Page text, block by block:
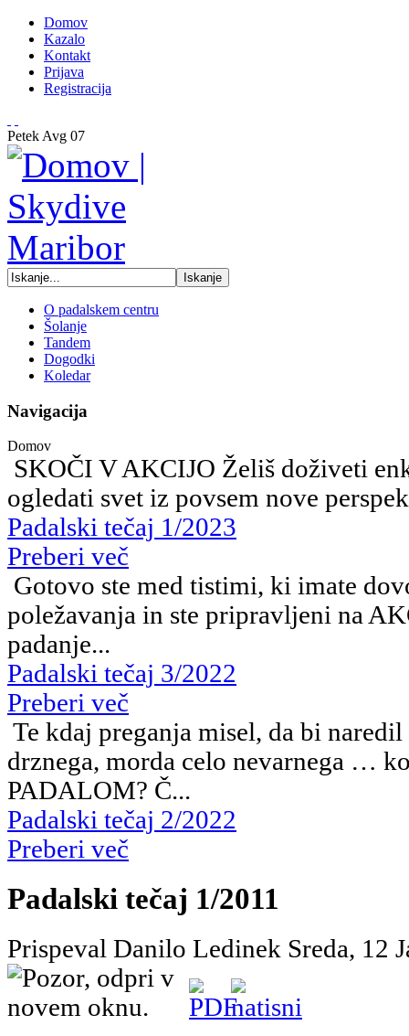
Domov
Kazalo
Kontakt
Prijava
Registracija
Petek Avg 07
O padalskem centru
Šolanje
Tandem
Dogodki
Koledar
Navigacija
Domov
SKOČI V AKCIJO Želiš doživeti
ogledati svet iz povsem nove
Padalski tečaj 1/2023
Preberi več
Gotovo ste med tistimi, ki imate
poležavanja in ste pripravljeni na
padanje...
Padalski tečaj 3/2022
Preberi več
Te kdaj preganja misel, da bi naredil
drznega, morda celo nevarnega …
PADALOM? Č...
Padalski tečaj 2/2022
Preberi več
Padalski tečaj 1/2011
Prispeval Danilo Ledinek Sreda, 12